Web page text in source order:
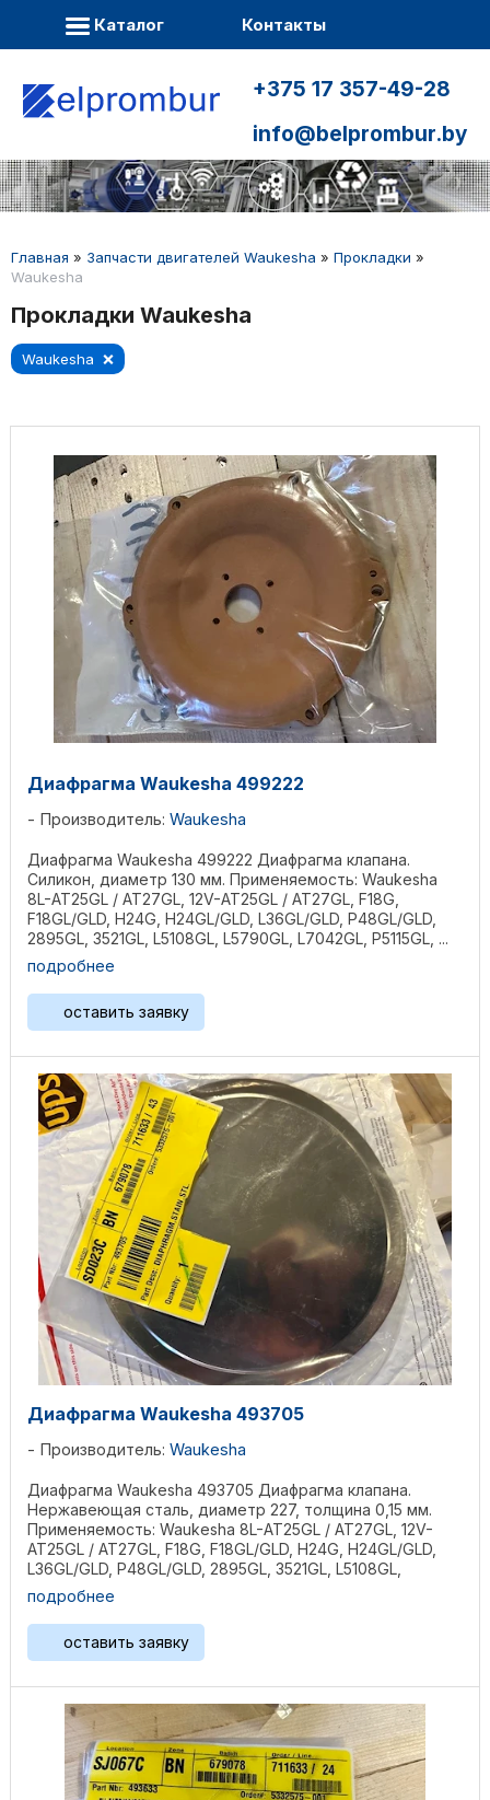
Каталог Контакты
+375 17 357-49-28
info@belprombur.by
Главная » Запчасти двигателей Waukesha » Прокладки »
Waukesha
Прокладки Waukesha
Waukesha
Диафрагма Waukesha 499222
Производитель: Waukesha
Диафрагма Waukesha 499222 Диафрагма клапана.
Силикон, диаметр 130 мм. Применяемость: Waukesha
8L-AT25GL / AT27GL, 12V-AT25GL / AT27GL, F18G,
F18GL/GLD, H24G, H24GL/GLD, L36GL/GLD, P48GL/GLD,
2895GL, 3521GL, L5108GL, L5790GL, L7042GL, P5115GL, ...
подробнее
оставить заявку
Диафрагма Waukesha 493705
Производитель: Waukesha
Диафрагма Waukesha 493705 Диафрагма клапана.
Нержавеющая сталь, диаметр 227, толщина 0,15 мм.
Применяемость: Waukesha 8L-AT25GL / AT27GL, 12V-
AT25GL / AT27GL, F18G, F18GL/GLD, H24G, H24GL/GLD,
L36GL/GLD, P48GL/GLD, 2895GL, 3521GL, L5108GL,
L5790GL, ...
подробнее
оставить заявку